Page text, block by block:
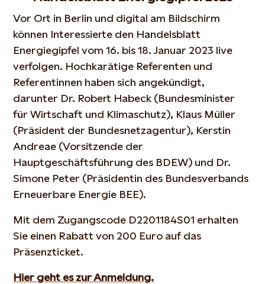
Vor Ort in Berlin und digital am Bildschirm
können Interessierte den Handelsblatt
Energiegipfel vom 16. bis 18. Januar 2023 live
verfolgen. Hochkarätige Referenten und
Referentinnen haben sich angekündigt,
darunter Dr. Robert Habeck (Bundesminister
für Wirtschaft und Klimaschutz), Klaus Müller
(Präsident der Bundesnetzagentur), Kerstin
Andreae (Vorsitzende der
Hauptgeschäftsführung des BDEW) und Dr.
Simone Peter (Präsidentin des Bundesverbands
Erneuerbare Energie BEE).
Mit dem Zugangscode D2201184S01 erhalten
Sie einen Rabatt von 200 Euro auf das
Präsenzticket.
Hier geht es zur Anmeldung.